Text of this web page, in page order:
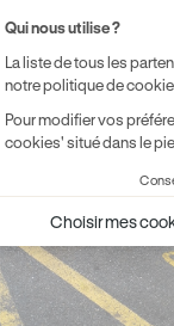
dans votre
Qui nous utilise ?
La liste de tous les
notre politique de
Pour modifier vos
cookies' situé dans le
Choisir mes